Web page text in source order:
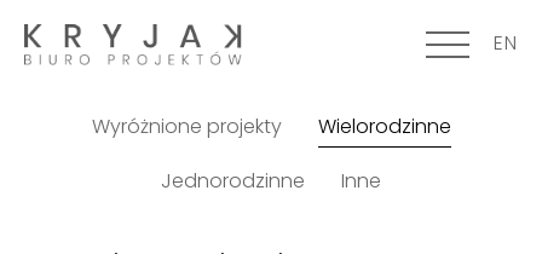
EN
Wyróżnione projekty
Wielorodzinne
Jednorodzinne
Inne